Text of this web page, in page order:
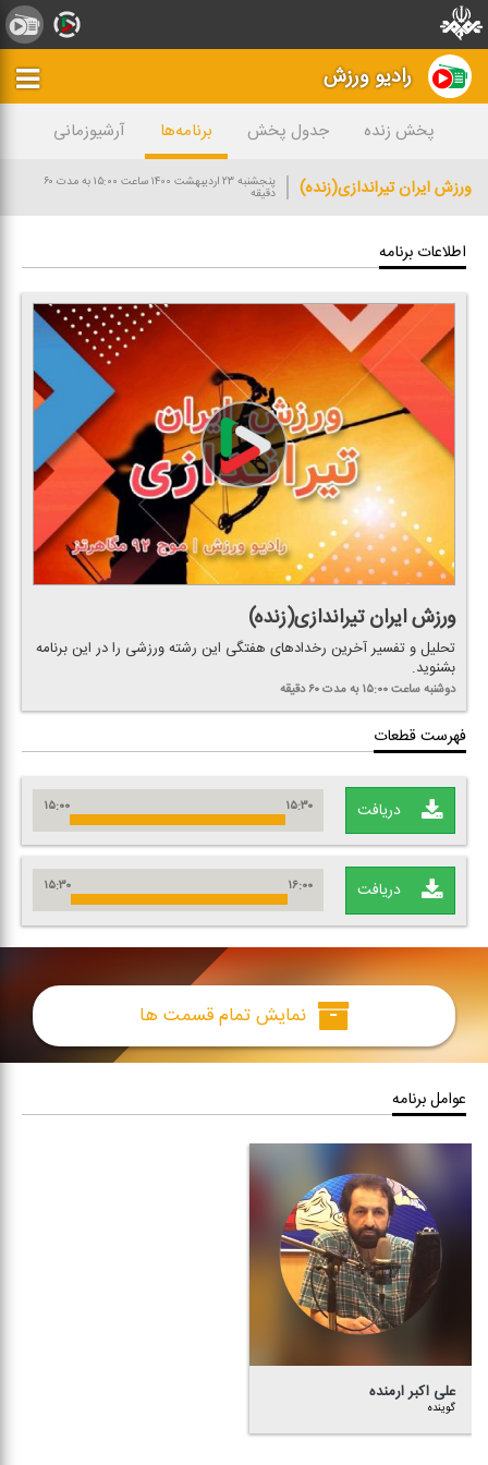
رادیو ورزش
پخش زنده جدول پخش برنامه‌ها آرشیوزمانی
ورزش ایران تیراندازی(زنده) پنجشنبه ۲۳ اردیبهشت ۱۴۰۰ ساعت ۱۵:۰۰ به مدت ۶۰
دقیقه
اطلاعات برنامه
ورزش ایران تیراندازی(زنده)
تحلیل و تفسیر آخرین رخدادهای هفتگی این رشته ورزشی را در این برنامه
بشنوید.
دوشنبهساعت ۱۵:۰۰ به مدت ۶۰ دقیقه
فهرست قطعات
دریافت ۱۵:۰۰ ۱۵:۳۰
دریافت ۱۵:۳۰ ۱۶:۰۰
نمایش تمام قسمت ها
عوامل برنامه
علی اكبر ارمنده
گوینده